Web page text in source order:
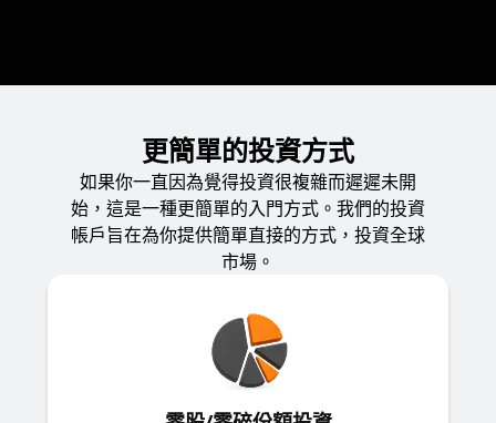
更簡單的投資方式
如果你一直因為覺得投資很複雜而遲遲未開
始，這是一種更簡單的入門方式。我們的投資
帳戶旨在為你提供簡單直接的方式，投資全球
市場。